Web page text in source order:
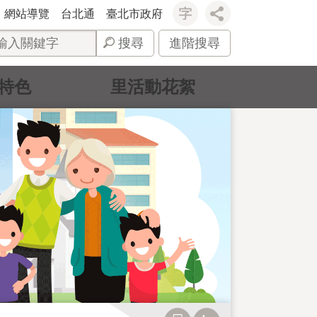
網站導覽 台北通 臺北市政府
搜尋 進階搜尋
色 里活動花絮